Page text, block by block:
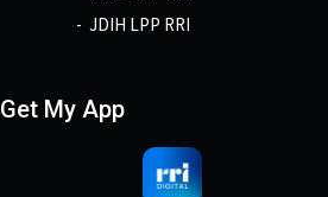
JDIH LPP RRI
Get My App